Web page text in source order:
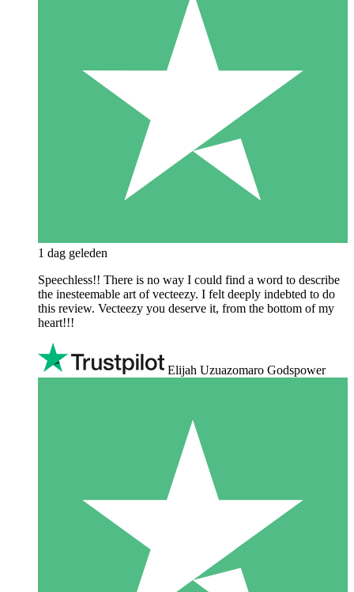
1 dag geleden
Speechless!! There is no way I could find a word to describe
the inesteemable art of vecteezy. I felt deeply indebted to do
this review. Vecteezy you deserve it, from the bottom of my
heart!!!
Elijah Uzuazomaro Godspower